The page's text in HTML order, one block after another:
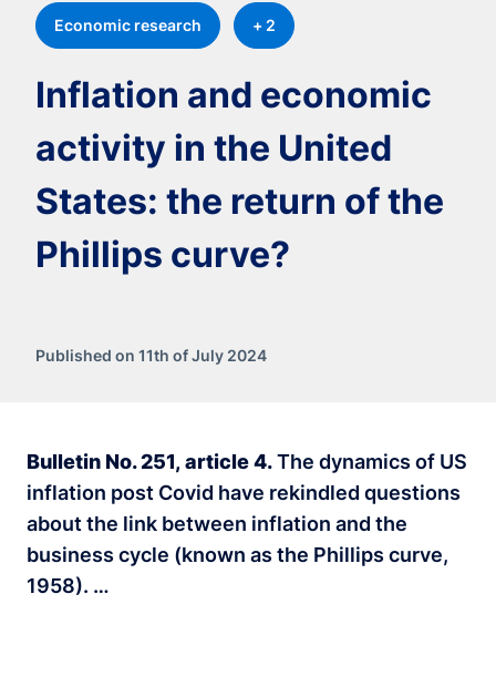
Economic research + 2
Inflation and economic
activity in the United
States: the return of the
Phillips curve?
Published on 11th of July 2024
Bulletin No. 251, article 4.The dynamics of US
inflation post Covid have rekindled questions
about the link between inflation and the
business cycle (known as the Phillips curve,
1958). …